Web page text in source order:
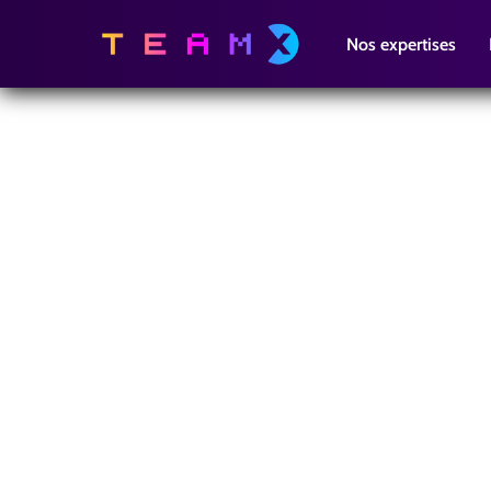
Nos expertises